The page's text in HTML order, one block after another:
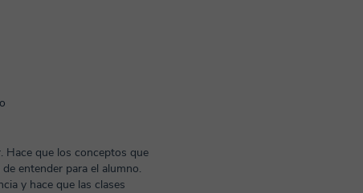
Hace que los conceptos que
entender para el alumno.
y hace que las clases